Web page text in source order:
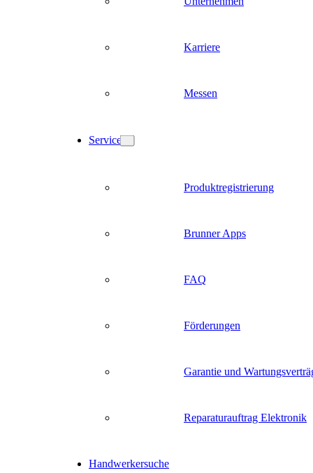
Karriere
Messen
Service
Produktregistrierung
Brunner Apps
FAQ
Förderungen
Garantie und
Reparaturauftrag Elektronik
Handwerkersuche